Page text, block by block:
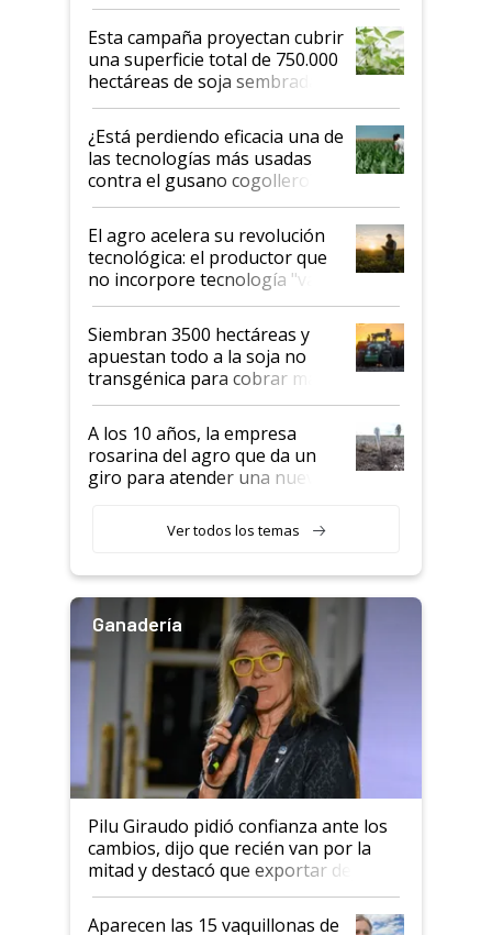
Esta campaña proyectan cubrir
una superficie total de 750.000
hectáreas de soja sembradas
con una nueva generación de
variedades que marcan un
salto tecnológico en genética y
rendimiento
¿Está perdiendo eficacia una de
las tecnologías más usadas
contra el gusano cogollero? El
desafío de una tecnología clave
El agro acelera su revolución
tecnológica: el productor que
no incorpore tecnología "va a
perder el tren"
Siembran 3500 hectáreas y
apuestan todo a la soja no
transgénica para cobrar más
por tonelada: compraron un
semillero
A los 10 años, la empresa
rosarina del agro que da un
giro para atender una nueva
Ver todos los temas
Ganadería
Pilu Giraudo pidió confianza ante los
cambios, dijo que recién van por la
mitad y destacó que exportar dejó de
ser "para unos pocos": "Tenemos un
mandato muy claro del gobierno
Aparecen las 15 vaquillonas de